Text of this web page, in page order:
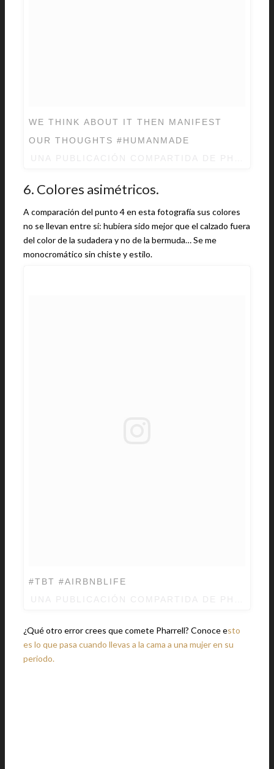
WE THINK ABOUT IT THEN MANIFEST
OUR THOUGHTS #HUMANMADE
6. Colores asimétricos.
A comparación del punto 4 en esta fotografía sus colores
no se llevan entre sí: hubiera sido mejor que el calzado fuera
del color de la sudadera y no de la bermuda… Se me
monocromático sin chiste y estilo.
#TBT #AIRBNBLIFE
¿Qué otro error crees que comete Pharrell? Conoce esto
es lo que pasa cuando llevas a la cama a una mujer en su
periodo.